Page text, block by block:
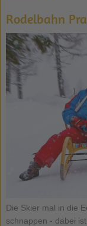
Rodelbahn
Die Skier mal in die
schnappen - dabei